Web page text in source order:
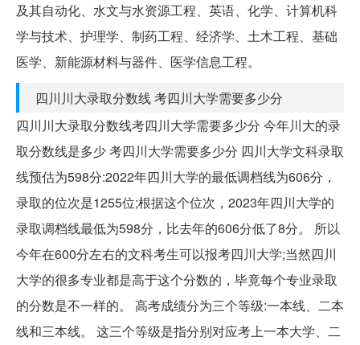
及其自动化、水文与水资源工程、英语、化学、计算机科
学与技术、护理学、制药工程、经济学、土木工程、基础
医学、新能源材料与器件、医学信息工程。
四川川大录取分数线 考四川大学需要多少分
四川川大录取分数线考四川大学需要多少分 今年川大的录
取分数线是多少 考四川大学需要多少分 四川大学文科录取
线预估为598分:2022年四川大学的最低调档线为606分，
录取的位次是1255位;根据这个位次，2023年四川大学的
录取调档线最低为598分，比去年的606分低了8分。 所以
今年在600分左右的文科考生可以报考四川大学;当然四川
大学的很多专业都是高于这个分数的，毕竟每个专业录取
的分数是不一样的。 高考成绩分为三个等级:一本线、二本
线和三本线。 这三个等级是指分别对应考上一本大学、二